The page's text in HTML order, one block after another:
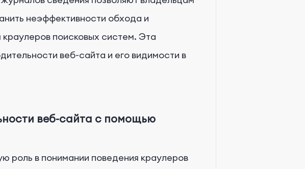
неэффективности обхода и
поисковых систем. Эта
веб-сайта и его видимости в
веб-сайта с помощью
роль в понимании поведения краулеров